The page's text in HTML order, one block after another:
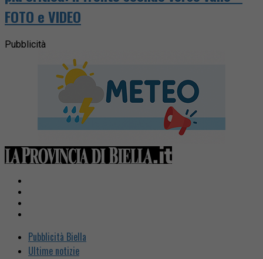
FOTO e VIDEO
Pubblicità
Pubblicità Biella
Ultime notizie